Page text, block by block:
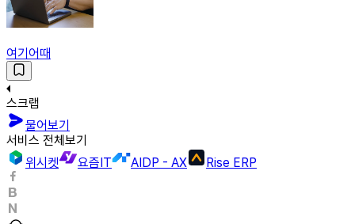
여기어때
스크랩
물어보기
서비스 전체보기
위시켓
요즘IT AIDP - AX Rise ERP